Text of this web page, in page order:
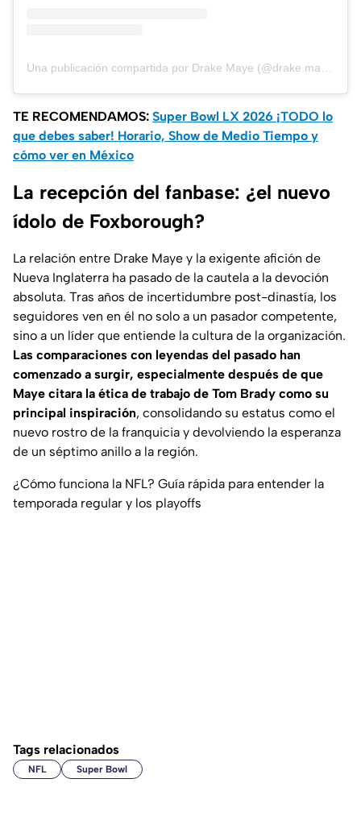
TE RECOMENDAMOS: Super Bowl LX 2026 ¡TODO lo
que debes saber! Horario, Show de Medio Tiempo y
cómo ver en México
La recepción del fanbase: ¿el nuevo
ídolo de Foxborough?
La relación entre Drake Maye y la exigente afición de
Nueva Inglaterra ha pasado de la cautela a la devoción
absoluta. Tras años de incertidumbre post-dinastía, los
seguidores ven en él no solo a un pasador competente,
sino a un líder que entiende la cultura de la organización.
Las comparaciones con leyendas del pasado han
comenzado a surgir, especialmente después de que
Maye citara la ética de trabajo de Tom Brady como su
principal inspiración, consolidando su estatus como el
nuevo rostro de la franquicia y devolviendo la esperanza
de un séptimo anillo a la región.
¿Cómo funciona la NFL? Guía rápida para entender la
temporada regular y los playoffs
Tags relacionados
NFL Super Bowl